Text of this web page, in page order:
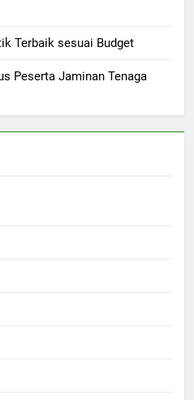
Terbaik sesuai Budget
Peserta Jaminan Tenaga